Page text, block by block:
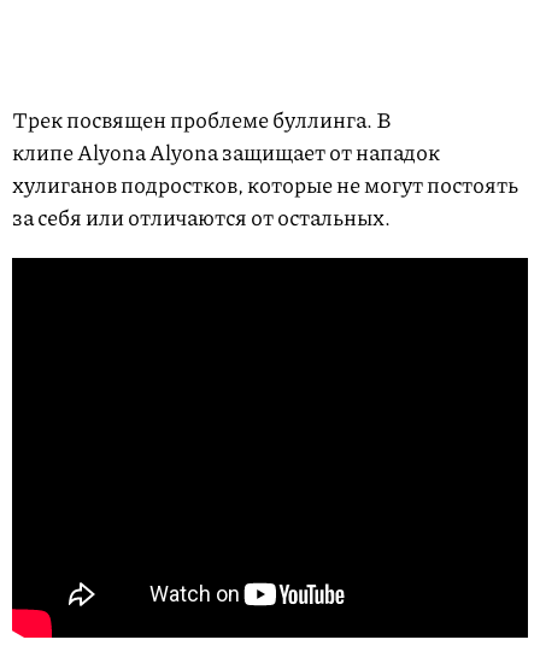
Трек посвящен проблеме буллинга. В
клипе Alyona Alyona защищает от нападок
хулиганов подростков, которые не могут постоять
за себя или отличаются от остальных.